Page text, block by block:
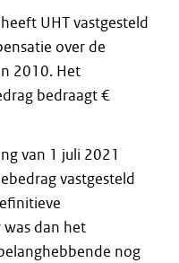
UHT vastgesteld
over de
2010. Het
bedraagt €
van 1 juli 2021
vastgesteld
dan het
nog